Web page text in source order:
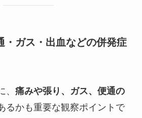
・ガス・出血などの併発症
、 痛みや張り、ガス、便通の
るかも重要な観察ポイントで